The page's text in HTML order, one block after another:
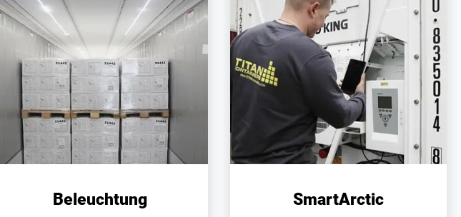
Beleuchtung SmartArctic